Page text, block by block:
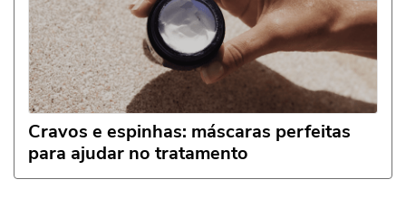
Cravos e espinhas: máscaras perfeitas
para ajudar no tratamento